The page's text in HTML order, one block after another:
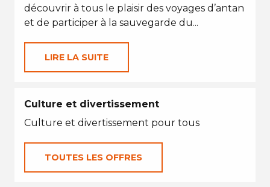
découvrir à tous le plaisir des voyages d’antan
et de participer à la sauvegarde du...
LIRE LA SUITE
Culture et divertissement
Culture et divertissement pour tous
TOUTES LES OFFRES